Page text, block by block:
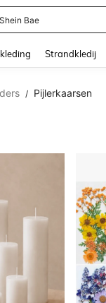
Bikini Dames
Strandkledij
/ Pijlerkaarsen